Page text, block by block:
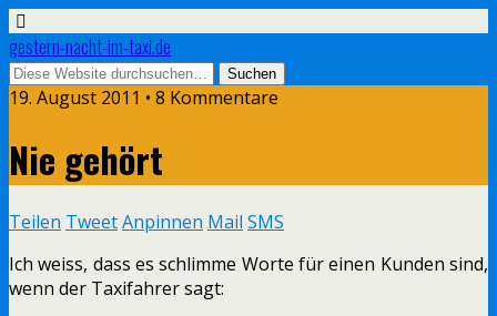
gestern-nacht-im-taxi.de
19. August 2011 • 8 Kommentare
Nie gehört
Teilen TweetAnpinnen Mail SMS
Ich weiss, dass es schlimme Worte für einen Kunden sind,
wenn der Taxifahrer sagt: